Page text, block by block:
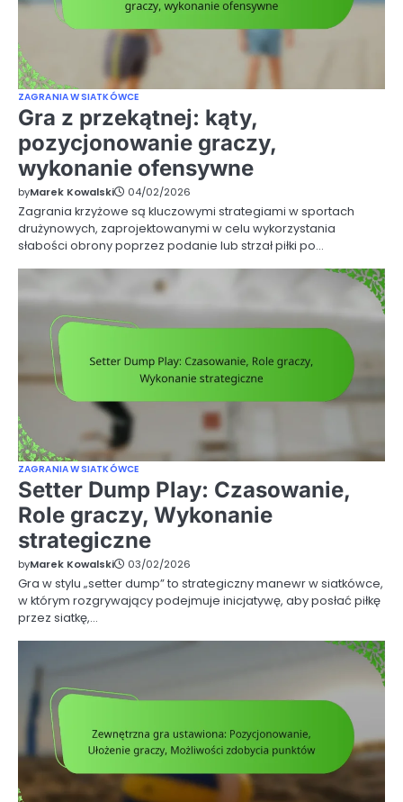
ZAGRANIA W SIATKÓWCE
Gra z przekątnej: kąty,
pozycjonowanie graczy,
wykonanie ofensywne
byMarek Kowalski 04/02/2026
Zagrania krzyżowe są kluczowymi strategiami w sportach
drużynowych, zaprojektowanymi w celu wykorzystania
słabości obrony poprzez podanie lub strzał piłki po…
ZAGRANIA W SIATKÓWCE
Setter Dump Play: Czasowanie,
Role graczy, Wykonanie
strategiczne
byMarek Kowalski 03/02/2026
Gra w stylu „setter dump” to strategiczny manewr w siatkówce,
w którym rozgrywający podejmuje inicjatywę, aby posłać piłkę
przez siatkę,…